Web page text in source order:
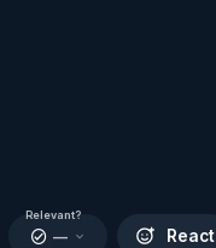
Relevant?
— React